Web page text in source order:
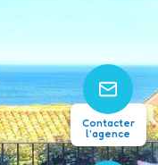
97
m²
Contacter
l'agence